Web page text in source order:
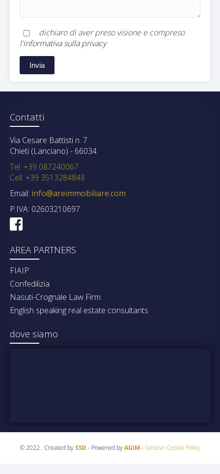
dichiaro di aver preso visione e compreso
l'informativa sulla privacy
Contatti
Via Cesare Battisti n. 7
Chieti (Lanciano) - 66034
Tel. +39 087240067
Cell. +39 3513284848
Email: info@areimmobiliare.com
P.IVA: 02603210697
AREA PARTNERS
FIAIP
Confedilizia
Nasuti-Crognale Law Firm
English speaking real estate consultants
dove siamo
© 2022 . Created by SSD - Powered byAGIM - Gestisci Cookie Policy